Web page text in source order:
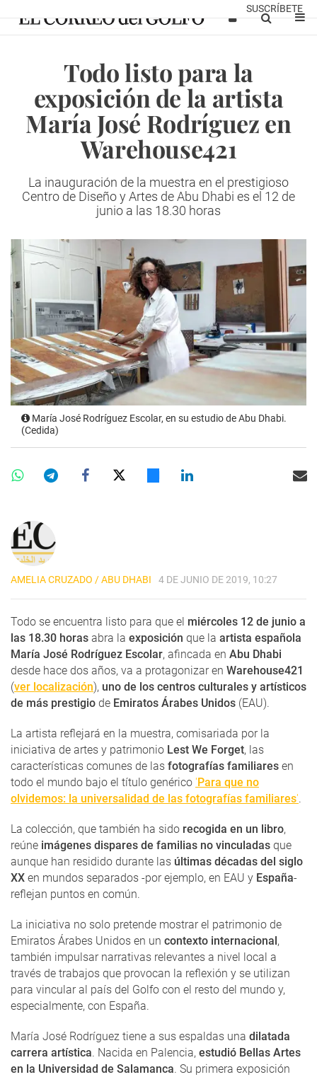
SUSCRÍBETE
Todo listo para la
exposición de la artista
María José Rodríguez en
Warehouse421
La inauguración de la muestra en el prestigioso
Centro de Diseño y Artes de Abu Dhabi es el 12 de
junio a las 18.30 horas
María José Rodríguez Escolar, en su estudio de Abu Dhabi.
(Cedida)
AMELIA CRUZADO / ABU DHABI 4 DE JUNIO DE 2019, 10:27
Todo se encuentra listo para que el miércoles 12 de junio a
las 18.30 horas abra la exposición que la artista española
María José Rodríguez Escolar, afincada en Abu Dhabi
desde hace dos años, va a protagonizar en Warehouse421
(ver localización), uno de los centros culturales y artísticos
de más prestigio de Emiratos Árabes Unidos (EAU).
La artista reflejará en la muestra, comisariada por la
iniciativa de artes y patrimonio Lest We Forget, las
características comunes de las fotografías familiares en
todo el mundo bajo el título genérico 'Para que no
olvidemos: la universalidad de las fotografías familiares'.
La colección, que también ha sido recogida en un libro,
reúne imágenes dispares de familias no vinculadas que
aunque han residido durante las últimas décadas del siglo
XX en mundos separados -por ejemplo, en EAU y España-
reflejan puntos en común.
La iniciativa no solo pretende mostrar el patrimonio de
Emiratos Árabes Unidos en un contexto internacional,
también impulsar narrativas relevantes a nivel local a
través de trabajos que provocan la reflexión y se utilizan
para vincular al país del Golfo con el resto del mundo y,
especialmente, con España.
María José Rodríguez tiene a sus espaldas una dilatada
carrera artística. Nacida en Palencia, estudió Bellas Artes
en la Universidad de Salamanca. Su primera exposición